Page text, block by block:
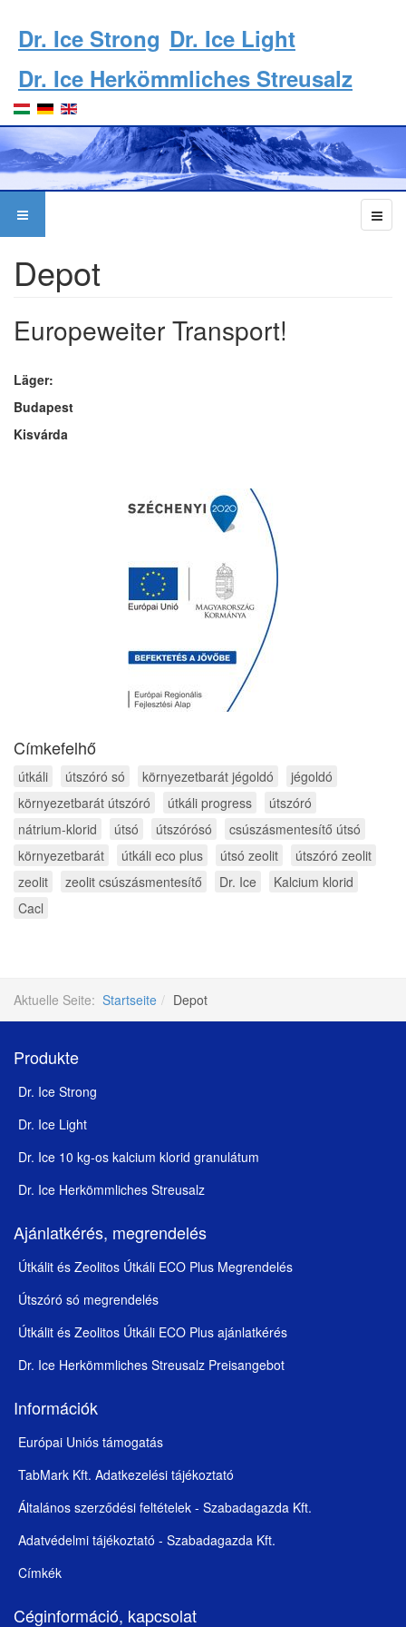
Dr. Ice Strong Dr. Ice Light
Dr. Ice Herkömmliches Streusalz
Depot
Europeweiter Transport!
Läger:
Budapest
Kisvárda
Címkefelhő
útkáli útszóró só környezetbarát jégoldó
jégoldó
környezetbarát útszóró
útkáli progress
útszóró
nátrium-klorid
útsó útszórósó
csúszásmentesítő útsó
környezetbarát
útkáli eco plus útsó zeolit
útszóró zeolit
zeolit
zeolit csúszásmentesítő Dr. Ice
Kalcium klorid
Cacl
Aktuelle Seite: Startseite Depot
Produkte
Dr. Ice Strong
Dr. Ice Light
Dr. Ice 10 kg-os kalcium klorid granulátum
Dr. Ice Herkömmliches Streusalz
Ajánlatkérés, megrendelés
Útkálit és Zeolitos Útkáli ECO Plus Megrendelés
Útszóró só megrendelés
Útkálit és Zeolitos Útkáli ECO Plus ajánlatkérés
Dr. Ice Herkömmliches Streusalz Preisangebot
Információk
Európai Uniós támogatás
TabMark Kft. Adatkezelési tájékoztató
Általános szerződési feltételek - Szabadagazda Kft.
Adatvédelmi tájékoztató - Szabadagazda Kft.
Címkék
Céginformáció, kapcsolat